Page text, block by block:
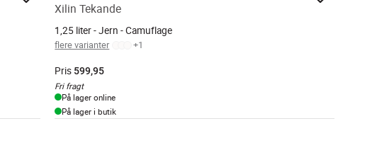
Xilin Tekande
1,25 liter - Jern - Camuflage
flere varianter +1
Pris 599,95
Fri fragt
På lager online
På lager i butik